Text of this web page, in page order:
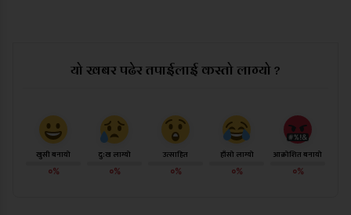
यो खबर पढेर तपाईलाई कस्तो लाग्यो ?
खुसी बनायो
०%
दु:ख लाग्यो
०%
उत्साहित
०%
हाँसो लाग्यो
०%
आक्रोशित बनायो
०%